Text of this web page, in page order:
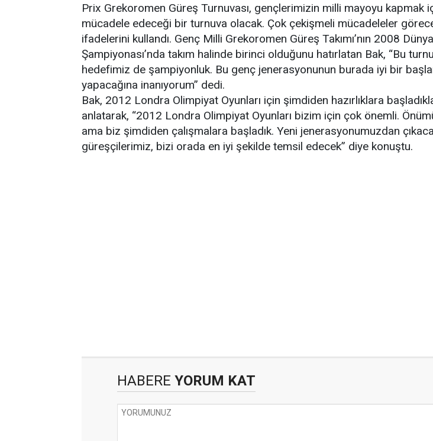
Prix Grekoromen Güreş Turnuvası, gençlerimizin milli mayoyu kapmak
mücadele edeceği bir turnuva olacak. Çok çekişmeli mücadeleler
ifadelerini kullandı. Genç Milli Grekoromen Güreş Takımı’nın 2008 Dünya
Şampiyonası’nda takım halinde birinci olduğunu hatırlatan Bak, “Bu
hedefimiz de şampiyonluk. Bu genç jenerasyonunun burada iyi bir
yapacağına inanıyorum” dedi.
Bak, 2012 Londra Olimpiyat Oyunları için şimdiden hazırlıklara
anlatarak, “2012 Londra Olimpiyat Oyunları bizim için çok önemli.
ama biz şimdiden çalışmalara başladık. Yeni jenerasyonumuzdan
güreşçilerimiz, bizi orada en iyi şekilde temsil edecek” diye konuştu.
HABERE YORUM KAT